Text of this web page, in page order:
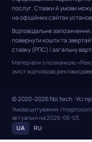
послуг. Ставки й умови
на офіційних сайтах
Відповідальне
повернути кошти та
ставку (РПС) і загальну
Матеріали з позначкою
зміст відповідає
© 2020–2026 fibi.tech · Усі
Умова цитування:
актуальні на2026-06-03.
UA RU